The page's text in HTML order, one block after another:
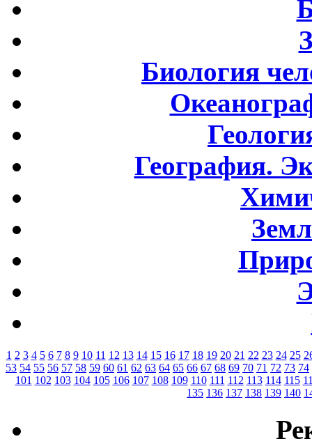
Биология
География.
1 2 3 4 5 6 7 8 9 10 11 12 13 14 15 16 17 18 19 20 21 22 23 24 25
53 54 55 56 57 58 59 60 61 62 63 64 65 66 67 68 69 70 71 72 73 74
101 102 103 104 105 106 107 108 109 110 111 112 113 114 115
135 136 137 138 139 140